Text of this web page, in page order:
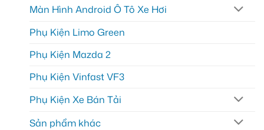
Màn Hình Android Ô Tô Xe Hơi
Phụ Kiện Limo Green
Phụ Kiện Mazda 2
Phụ Kiện Vinfast VF3
Phụ Kiện Xe Bán Tải
Sản phẩm khác